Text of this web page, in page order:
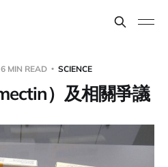
6 MIN READ SCIENCE
）及相關爭議